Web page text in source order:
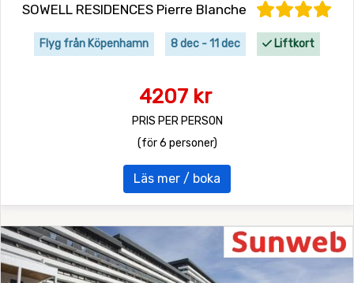
SOWELL RESIDENCES Pierre Blanche
Flyg från Köpenhamn 8 dec - 11 dec Liftkort
4207 kr
PRIS PER PERSON
(för 6 personer)
Läs mer / boka